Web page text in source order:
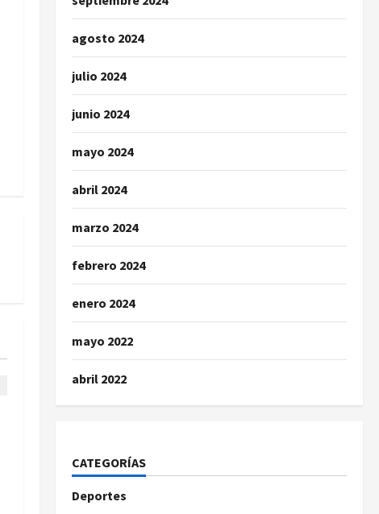
agosto 2024
julio 2024
junio 2024
mayo 2024
abril 2024
marzo 2024
febrero 2024
enero 2024
mayo 2022
abril 2022
CATEGORÍAS
Deportes